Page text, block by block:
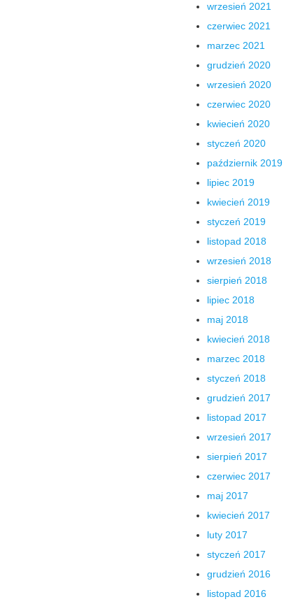
wrzesień 2021
czerwiec 2021
marzec 2021
grudzień 2020
wrzesień 2020
czerwiec 2020
kwiecień 2020
styczeń 2020
październik 2019
lipiec 2019
kwiecień 2019
styczeń 2019
listopad 2018
wrzesień 2018
sierpień 2018
lipiec 2018
maj 2018
kwiecień 2018
marzec 2018
styczeń 2018
grudzień 2017
listopad 2017
wrzesień 2017
sierpień 2017
czerwiec 2017
maj 2017
kwiecień 2017
luty 2017
styczeń 2017
grudzień 2016
listopad 2016